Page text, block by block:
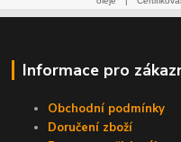
Informace pro
Obchodní podmínky
Doručení zboží